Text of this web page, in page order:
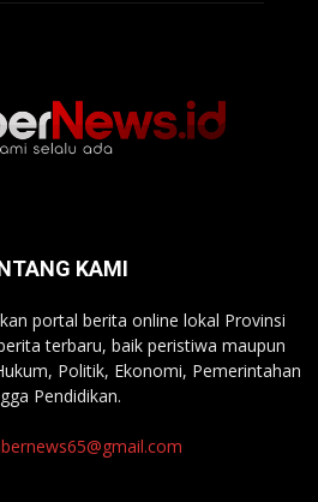
KAMI
portal berita online lokal Provinsi
terbaru, baik peristiwa maupun
Politik, Ekonomi, Pemerintahan
Pendidikan.